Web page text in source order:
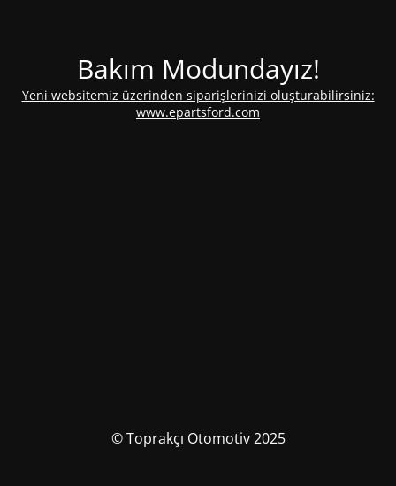
Bakım Modundayız!
Yeni websitemiz üzerinden siparişlerinizi oluşturabilirsiniz:
www.epartsford.com
© Toprakçı Otomotiv 2025